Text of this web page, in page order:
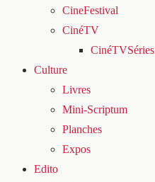
CineFestival
CinéTV
CinéTVSéries
Culture
Livres
Mini-Scriptum
Planches
Expos
Edito